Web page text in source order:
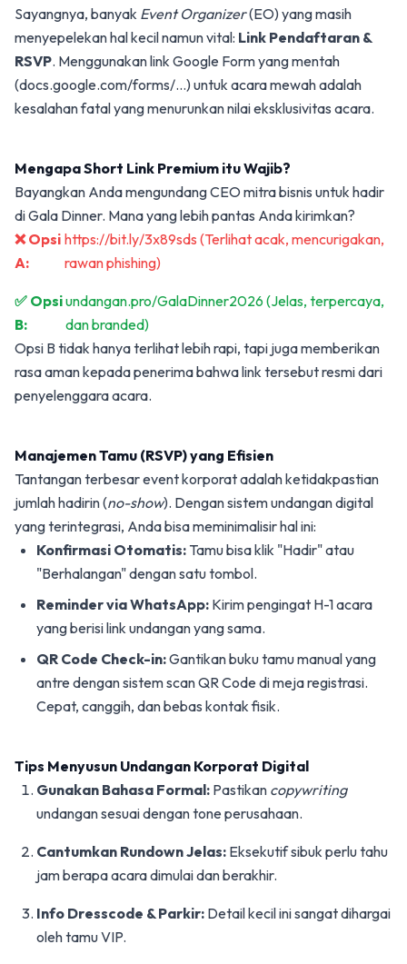
Sayangnya, banyak Event Organizer(EO) yang masih
menyepelekan hal kecil namun vital: Link Pendaftaran &
RSVP. Menggunakan link Google Form yang mentah
(docs.google.com/forms/...) untuk acara mewah adalah
kesalahan fatal yang menurunkan nilai eksklusivitas acara.
Mengapa Short Link Premium itu Wajib?
Bayangkan Anda mengundang CEO mitra bisnis untuk hadir
di Gala Dinner. Mana yang lebih pantas Anda kirimkan?
❌ Opsi
A:
https://bit.ly/3x89sds (Terlihat acak, mencurigakan,
rawan phishing)
✅ Opsi
B:
undangan.pro/GalaDinner2026 (Jelas, terpercaya,
dan branded)
Opsi B tidak hanya terlihat lebih rapi, tapi juga memberikan
rasa aman kepada penerima bahwa link tersebut resmi dari
penyelenggara acara.
Manajemen Tamu (RSVP) yang Efisien
Tantangan terbesar event korporat adalah ketidakpastian
jumlah hadirin (no-show). Dengan sistem undangan digital
yang terintegrasi, Anda bisa meminimalisir hal ini:
Konfirmasi Otomatis: Tamu bisa klik "Hadir" atau
"Berhalangan" dengan satu tombol.
Reminder via WhatsApp: Kirim pengingat H-1 acara
yang berisi link undangan yang sama.
QR Code Check-in:Gantikan buku tamu manual yang
antre dengan sistem scan QR Code di meja registrasi.
Cepat, canggih, dan bebas kontak fisik.
Tips Menyusun Undangan Korporat Digital
Gunakan Bahasa Formal: Pastikan copywriting
undangan sesuai dengan tone perusahaan.
Cantumkan Rundown Jelas: Eksekutif sibuk perlu tahu
jam berapa acara dimulai dan berakhir.
Info Dresscode & Parkir: Detail kecil ini sangat dihargai
oleh tamu VIP.